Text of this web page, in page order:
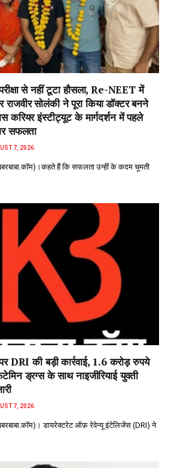
से नहीं टूटा हौसला, Re-NEET में
सोलंकी ने पूरा किया डॉक्टर बनने
करियर इंस्टीट्यूट के मार्गदर्शन में पहले
सफलता
7, 2026
हैं कि सफलता उन्हीं के कदम चूमती
DRI की बड़ी कार्रवाई, 1.6 करोड़ रुपये
ड्रग्स के साथ नाइजीरियाई युवती
7, 2026
डायरेक्टरेट ऑफ़ रेवेन्यू इंटेलिजेंस (DRI) ने